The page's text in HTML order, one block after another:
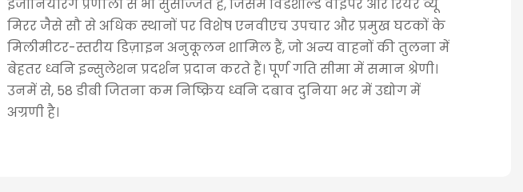
इंजीनियरिंग प्रणाली से भी सुसज्जित है, जिसमें विंडशील्ड वाइपर और रियर व्यू
मिरर जैसे सौ से अधिक स्थानों पर विशेष एनवीएच उपचार और प्रमुख घटकों के
मिलीमीटर-स्तरीय डिज़ाइन अनुकूलन शामिल हैं, जो अन्य वाहनों की तुलना में
बेहतर ध्वनि इन्सुलेशन प्रदर्शन प्रदान करते हैं। पूर्ण गति सीमा में समान श्रेणी।
उनमें से, 58 डीबी जितना कम निष्क्रिय ध्वनि दबाव दुनिया भर में उद्योग में
अग्रणी है।